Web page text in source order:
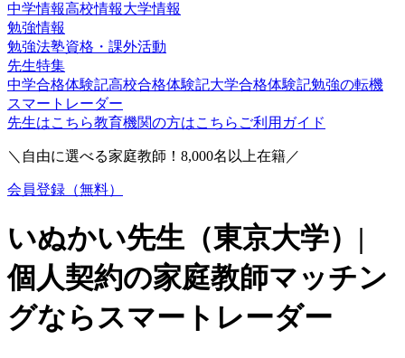
中学情報高校情報大学情報
勉強情報
勉強法塾資格・課外活動
先生特集
中学合格体験記高校合格体験記大学合格体験記勉強の転機
スマートレーダー
先生はこちら教育機関の方はこちら ご利用ガイド
＼自由に選べる家庭教師！ 8,000名以上在籍／
会員登録（無料）
いぬかい先生（東京大学）|
個人契約の家庭教師マッチン
グならスマートレーダー